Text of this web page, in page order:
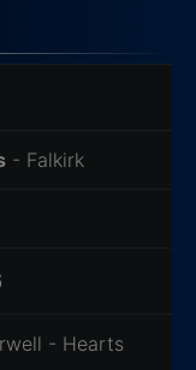
- Falkirk
- Hearts